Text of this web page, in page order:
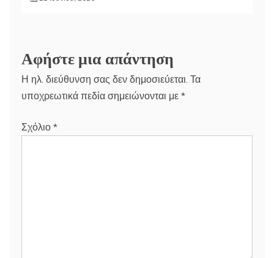
Αφήστε μια απάντηση
Η ηλ. διεύθυνση σας δεν δημοσιεύεται. Τα
υποχρεωτικά πεδία σημειώνονται με *
Σχόλιο *